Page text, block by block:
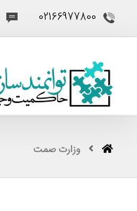
02166977800
وزارت صمت